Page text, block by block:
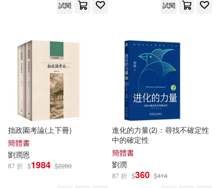
試閱
試閱
拙政園考論(上下冊)
簡體書
劉潤恩
87 折 $1984 $2280
進化的力量(2)：尋找不確定性
中的確定性
簡體書
劉潤
87 折 $360 $414